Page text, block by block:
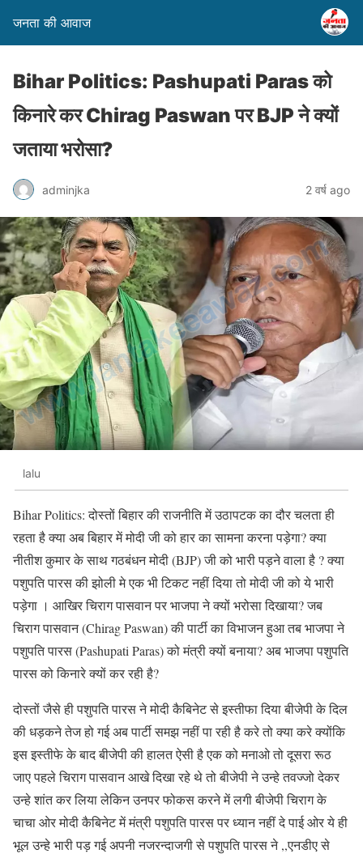
जनता की आवाज
Bihar Politics: Pashupati Paras को
किनारे कर Chirag Paswan पर BJP ने क्यों
जताया भरोसा?
adminjka 2 वर्ष ago
lalu
Bihar Politics: दोस्तों बिहार की राजनीति में उठापटक का दौर चलता ही
रहता है क्या अब बिहार में मोदी जी को हार का सामना करना पड़ेगा? क्या
नीतीश कुमार के साथ गठबंधन मोदी (BJP) जी को भारी पड़ने वाला है ? क्या
पशुपति पारस की झोली मे एक भी टिकट नहीं दिया तो मोदी जी को ये भारी
पड़ेगा । आखिर चिराग पासवान पर भाजपा ने क्यों भरोसा दिखाया? जब
चिराग पासवान (Chirag Paswan) की पार्टी का विभाजन हुआ तब भाजपा ने
पशुपति पारस (Pashupati Paras) को मंत्री क्यों बनाया? अब भाजपा पशुपति
पारस को किनारे क्यों कर रही है?
दोस्तों जैसे ही पशुपति पारस ने मोदी कैबिनेट से इस्तीफा दिया बीजेपी के दिल
की धड़कने तेज हो गई अब पार्टी समझ नहीं पा रही है करे तो क्या करे क्योंकि
इस इस्तीफे के बाद बीजेपी की हालत ऐसी है एक को मनाओ तो दूसरा रूठ
जाए पहले चिराग पासवान आखे दिखा रहे थे तो बीजेपी ने उन्हे तवज्जो देकर
उन्हे शांत कर लिया लेकिन उनपर फोकस करने में लगी बीजेपी चिराग के
चाचा ओर मोदी कैबिनेट में मंत्री पशुपति पारस पर ध्यान नहीं दे पाई ओर ये ही
भूल उन्हे भारी पड़ गई अपनी नजरन्दाजगी से पशुपति पारस ने ,,एनडीए से